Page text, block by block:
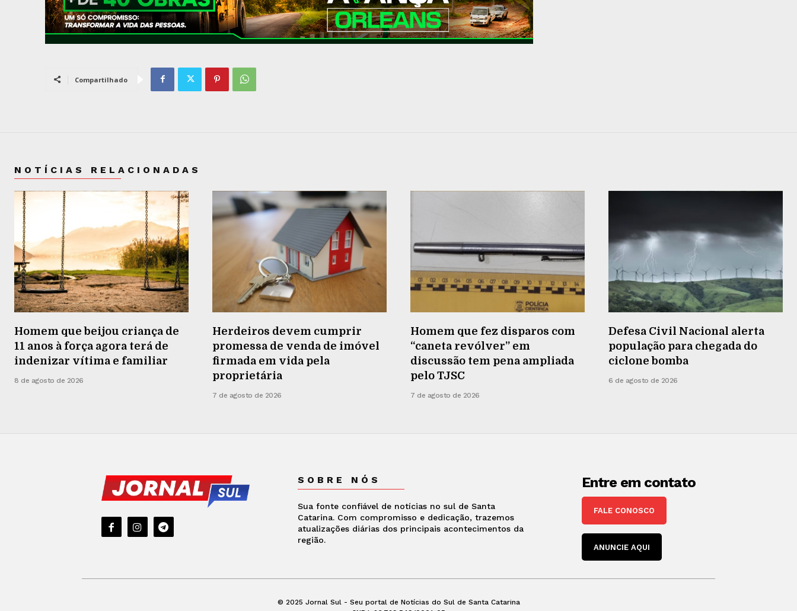
Compartilhado
NOTÍCIAS RELACIONADAS
Homem que beijou criança de
11 anos à força agora terá de
indenizar vítima e familiar
8 de agosto de 2026
Herdeiros devem cumprir
promessa de venda de imóvel
firmada em vida pela
proprietária
7 de agosto de 2026
Homem que fez disparos com
“caneta revólver” em
discussão tem pena ampliada
pelo TJSC
7 de agosto de 2026
Defesa Civil Nacional alerta
população para chegada do
ciclone bomba
6 de agosto de 2026
SOBRE NÓS
Sua fonte confiável de notícias no sul de Santa
Catarina. Com compromisso e dedicação, trazemos
atualizações diárias dos principais acontecimentos da
região.
Entre em contato
FALE CONOSCO
ANUNCIE AQUI
© 2025 Jornal Sul - Seu portal de Notícias do Sul de Santa Catarina